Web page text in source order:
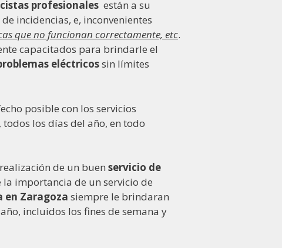
profesionales están a su
incidencias, e, inconvenientes
que no funcionan correctamente, etc.
capacitados para brindarle el
eléctricossin límites
posible con los servicios
los días del año, en todo
de un buen servicio de
importancia de un servicio de
en Zaragoza siempre le brindaran
incluidos los fines de semana y